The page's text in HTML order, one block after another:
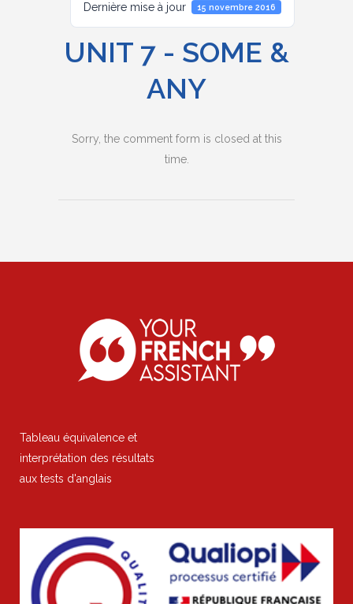
Dernière mise à jour 15 novembre 2016
UNIT 7 - SOME &
ANY
Sorry, the comment form is closed at this
time.
Tableau équivalence et
interprétation des résultats
aux tests d'anglais